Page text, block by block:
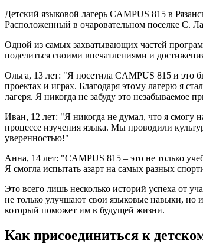
Детский языковой лагерь CAMPUS 815 в
Расположенный в очаровательном поселке С.
Одной из самых захватывающих частей
поделиться своими впечатлениями и
Ольга, 13 лет: "Я посетила CAMPUS 815 и это
проектах и играх. Благодаря этому лагерю я
лагеря. Я никогда не забуду это незабываемое
Иван, 12 лет: "Я никогда не думал, что я смогу
процессе изучения языка. Мы проводили
уверенностью!"
Анна, 14 лет: "CAMPUS 815 – это не только
Я смогла испытать азарт на самых разных
Это всего лишь несколько историй успеха от
не только улучшают свои языковые навыки, но
который поможет им в будущей жизни.
Как присоединиться к